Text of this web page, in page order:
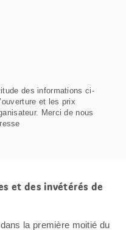
des informations ci-
et les prix
Merci de nous
et des invétérés de
la première moitié du